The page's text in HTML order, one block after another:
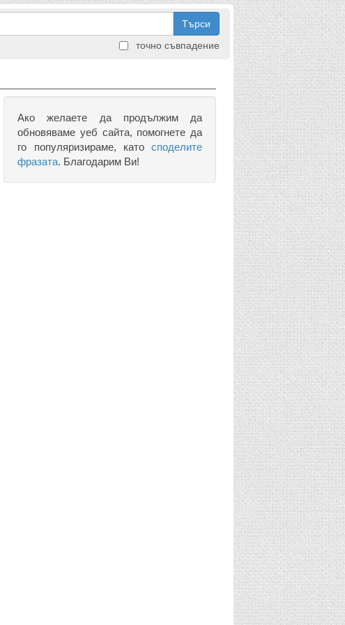
Търси
точно съвпадение
Ако желаете да продължим да
обновяваме уеб сайта, помогнете да
го популяризираме, като споделите
фразата. Благодарим Ви!